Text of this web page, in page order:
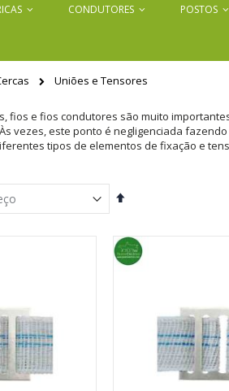
CONDUTORES POSTOS
Uniões e Tensores
fios e fios condutores são muito
vezes, este ponto é negligenciada
tipos de elementos de fixação e
Set